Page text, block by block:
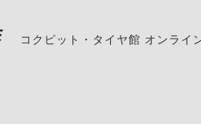
コクピット・タイヤ館 オンライ